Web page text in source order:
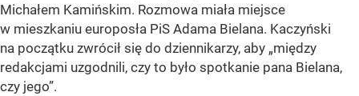
Michałem Kamińskim. Rozmowa miała miejsce
w mieszkaniu europosła PiS Adama Bielana. Kaczyński
na początku zwrócił się do dziennikarzy, aby „między
redakcjami uzgodnili, czy to było spotkanie pana Bielana,
czy jego”.